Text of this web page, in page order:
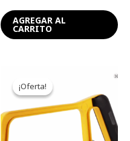
de
5
AGREGAR AL
CARRITO
¡Oferta!
¡Oferta!was:
6.058ARS.5.008ARS.